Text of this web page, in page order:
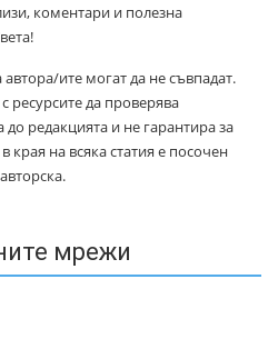
коментари и полезна
ите могат да не съвпадат.
ресурсите да проверява
редакцията и не гарантира за
края на всяка статия е посочен
мрежи